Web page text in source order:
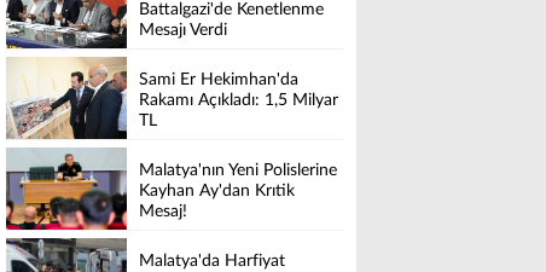
Battalgazi'de Kenetlenme
Mesajı Verdi
Sami Er Hekimhan'da
Rakamı Açıkladı: 1,5 Milyar
TL
Malatya'nın Yeni Polislerine
Kayhan Ay'dan Krıtik
Mesaj!
Malatya'da Harfiyat